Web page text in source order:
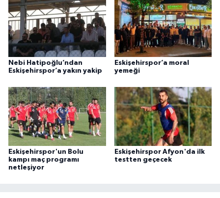
Nebi Hatipoğlu’ndan
Eskişehirspor’a yakın yakip
Eskişehirspor’a moral
yemeği
Eskişehirspor'un Bolu
kampı maç programı
netleşiyor
Eskişehirspor Afyon'da ilk
testten geçecek